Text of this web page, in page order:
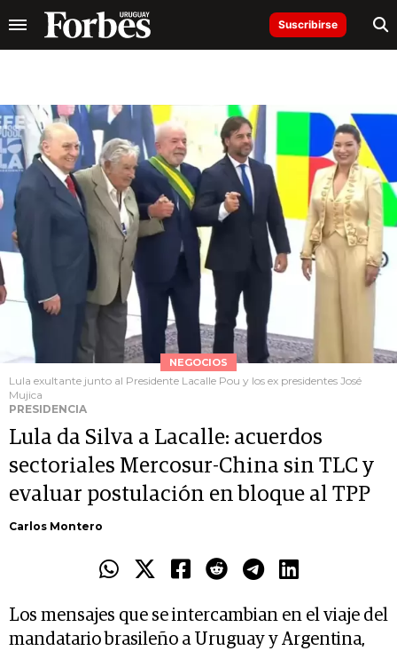
Suscribirse
NEGOCIOS
Lula exultante junto al Presidente Lacalle Pou y los ex presidentes José
Mujica
PRESIDENCIA
Lula da Silva a Lacalle: acuerdos
sectoriales Mercosur-China sin TLC y
evaluar postulación en bloque al TPP
Carlos Montero
Los mensajes que se intercambian en el viaje del
mandatario brasileño a Uruguay y Argentina,